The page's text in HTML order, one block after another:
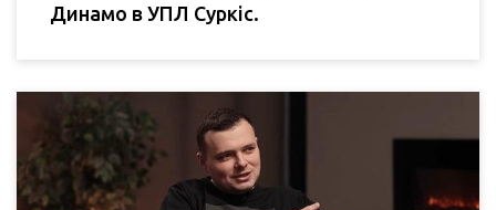
Динамо в УПЛ Суркіс.